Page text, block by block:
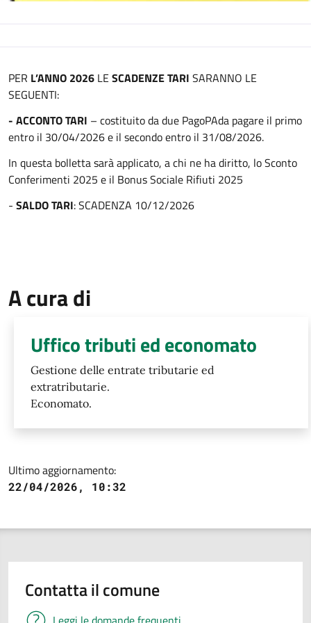
Descrizione
PER L’ANNO 2026 LE SCADENZETARI SARANNO LE
SEGUENTI:
- ACCONTO TARI – costituito da due PagoPAda pagare il primo
entro il 30/04/2026 e il secondo entro il 31/08/2026.
In questa bolletta sarà applicato, a chi ne ha diritto, lo Sconto
Conferimenti 2025 e il Bonus Sociale Rifiuti 2025
- SALDO TARI: SCADENZA 10/12/2026
A cura di
Uffico tributi ed economato
Gestione delle entrate tributarie ed
extratributarie.
Economato.
Ultimo aggiornamento:
22/04/2026, 10:32
Contatta il comune